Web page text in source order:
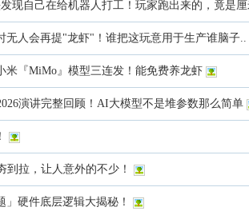
现自己在给机器人打工！玩家跑出来的，竟是
无人会再提"龙虾"！谁把这玩意用于生产谁脑子..
米『MiMo』模型三连发！能免费养龙虾
演讲完整回顾！AI大模型不是堆参数那么简单
到拉，让人意外的不少！
硬件底层逻辑大揭秘！